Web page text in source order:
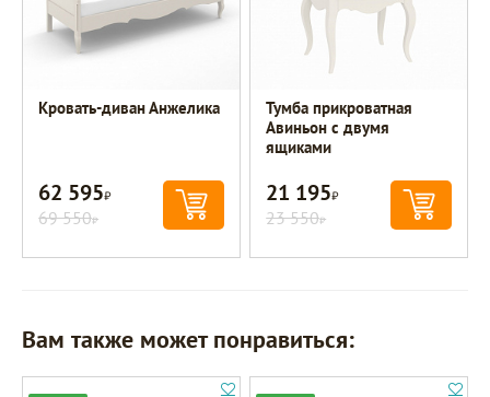
Кровать-диван Анжелика
62 595Р
69 550Р
Тумба прикроватная
Авиньон с двумя
ящиками
21 195Р
23 550Р
Вам также может понравиться: